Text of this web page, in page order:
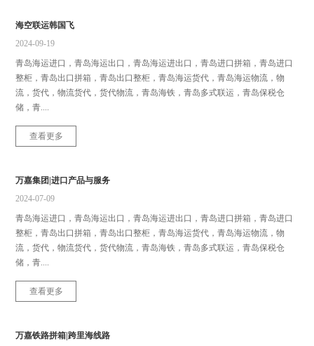
海空联运韩国飞
2024-09-19
青岛海运进口，青岛海运出口，青岛海运进出口，青岛进口拼箱，青岛进口
整柜，青岛出口拼箱，青岛出口整柜，青岛海运货代，青岛海运物流，物
流，货代，物流货代，货代物流，青岛海铁，青岛多式联运，青岛保税仓
储，青....
查看更多
万嘉集团|进口产品与服务
2024-07-09
青岛海运进口，青岛海运出口，青岛海运进出口，青岛进口拼箱，青岛进口
整柜，青岛出口拼箱，青岛出口整柜，青岛海运货代，青岛海运物流，物
流，货代，物流货代，货代物流，青岛海铁，青岛多式联运，青岛保税仓
储，青....
查看更多
万嘉铁路拼箱|跨里海线路